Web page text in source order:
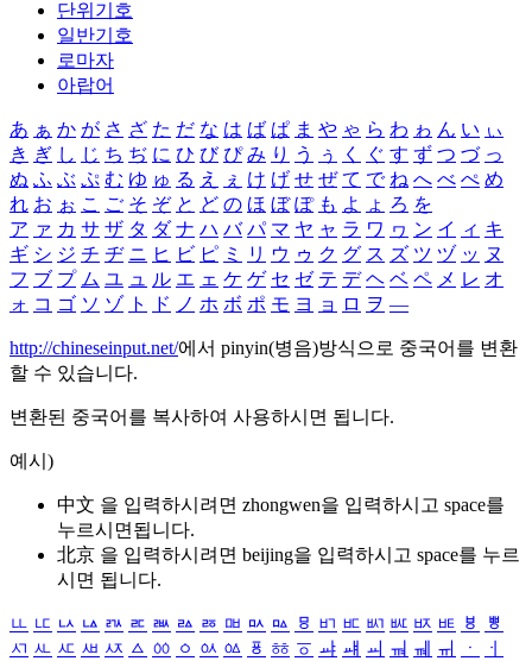
단위기호
일반기호
로마자
아랍어
あ ぁ か が さ ざ た だ な は ば ぱ ま や ゃ ら わ ゎ ん い ぃ
き ぎ し じ ち ぢ に ひ び ぴ み り う ぅ く ぐ す ず つ づ っ
ぬ ふ ぶ ぷ む ゆ ゅ る え ぇ け げ せ ぜ て で ね へ べ ぺ め
れ お ぉ こ ご そ ぞ と ど の ほ ぼ ぽ も よ ょ ろ を
ア ァ カ サ ザ タ ダ ナ ハ バ パ マ ヤ ャ ラ ワ ヮ ン イ ィ キ
ギ シ ジ チ ヂ ニ ヒ ビ ピ ミ リ ウ ゥ ク グ ス ズ ツ ヅ ッ ヌ
フ ブ プ ム ユ ュ ル エ ェ ケ ゲ セ ゼ テ デ ヘ ベ ペ メ レ オ
ォ コ ゴ ソ ゾ ト ド ノ ホ ボ ポ モ ヨ ョ ロ ヲ ―
http://chineseinput.net/에서 pinyin(병음)방식으로 중국어를 변환
할 수 있습니다.
변환된 중국어를 복사하여 사용하시면 됩니다.
예시)
中文 을 입력하시려면 zhongwen을 입력하시고 space를
누르시면됩니다.
北京 을 입력하시려면 beijing을 입력하시고 space를 누르
시면 됩니다.
ㅥ ㅦ ㅧ ㅨ ㅩ ㅪ ㅫ ㅬ ㅭ ㅮ ㅯ ㅰ ㅱ ㅲ ㅳ ㅴ ㅵ ㅶ ㅷ ㅸ
ㅹ
ㅺ ㅻ ㅼ ㅽ ㅾ ㅿ ㆀ ㆁ ㆂ ㆃ ㆄ ㆅ ㆆ ㆇ ㆈ ㆉ ㆊ ㆋ ㆌ ㆍ
ㆎ